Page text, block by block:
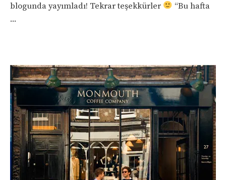
blogunda yayımladı! Tekrar teşekkürler
“Bu hafta
...